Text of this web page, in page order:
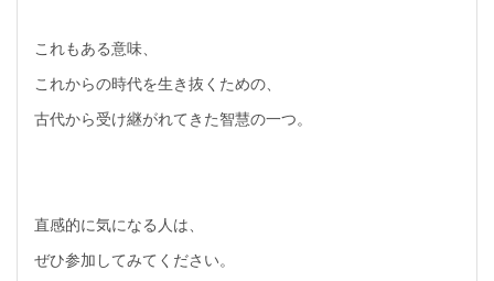
これもある意味、
これからの時代を生き抜くための、
古代から受け継がれてきた智慧の一つ。
直感的に気になる人は、
ぜひ参加してみてください。